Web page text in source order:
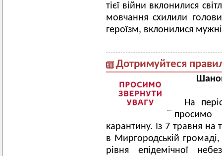
тієї війни вклонилися
мовчання схилили
героїзм, вклонилися
Дотримуйтеся
На
карантину. Із 7 травня на
в Миргородській
рівня епідемічної